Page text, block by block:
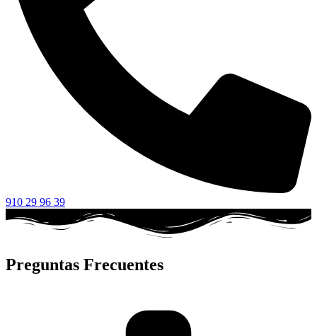
910 29 96 39
Preguntas Frecuentes